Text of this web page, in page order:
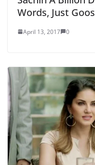
Words, Just
April 13, 2017 0